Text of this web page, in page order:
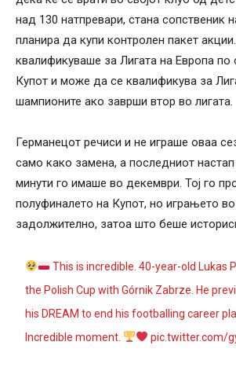
над 130 натпревари, стана сопственик
планира да купи контролен пакет
квалификуваше за Лигата на Европа по
Купот и може да се квалификува за
шампионите ако заврши втор во лигата.
Германецот речиси и не играше оваа
само како замена, а последниот
минути го имаше во декември. Тој го
полуфиналето на Купот, но играњето
задолжително, затоа што беше
This is incredible. 40-year-old Lukas
the Polish Cup with Górnik Zabrze. He
his DREAM to end his footballing career
Incredible moment.
pic.twitter.com/